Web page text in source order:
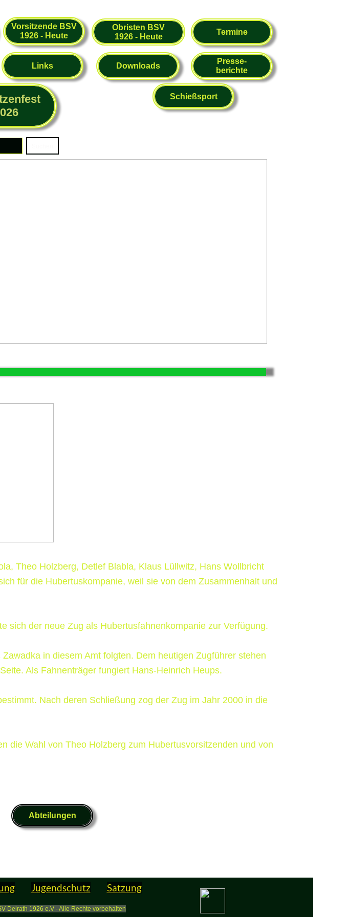
Vorsitzende BSV
1926 - Heute
Obristen BSV
1926 - Heute
Termine
Links Downloads
Presse-
berichte
Schießsport
Theo Holzberg, Detlef Blabla, Klaus Lüllwitz, Hans Wollbricht
für die Hubertus­kompanie, weil sie von dem Zusammen­halt und
sich der neue Zug als Hubertusfahnenkompanie zur Verfügung.
in diesem Amt folgten. Dem heutigen Zugführer stehen
Als Fahnenträger fungiert Hans-Heinrich Heups.
Nach deren Schließung zog der Zug im Jahr 2000 in die
die Wahl von Theo Holzberg zum Hubertusvorsitzenden und von
Abteilungen
Jugendschutz Satzung
Delrath 1926 e.V - Alle Rechte vorbehalten